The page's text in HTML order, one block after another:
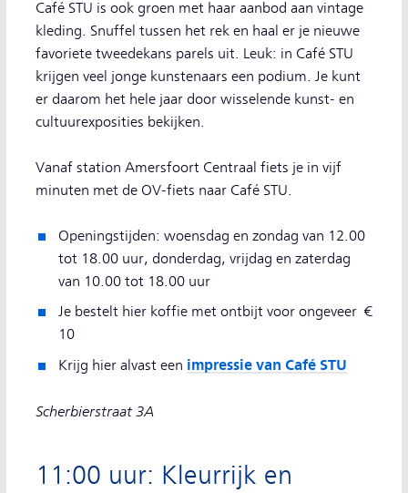
Café STU is ook groen met haar aanbod aan vintage
kleding. Snuffel tussen het rek en haal er je nieuwe
favoriete tweedekans parels uit. Leuk: in Café STU
krijgen veel jonge kunstenaars een podium. Je kunt
er daarom het hele jaar door wisselende kunst- en
cultuurexposities bekijken.
Vanaf station Amersfoort Centraal fiets je in vijf
minuten met de OV-fiets naar Café STU.
Openingstijden: woensdag en zondag van 12.00
tot 18.00 uur, donderdag, vrijdag en zaterdag
van 10.00 tot 18.00 uur
Je bestelt hier koffie met ontbijt voor ongeveer €
10
Krijg hier alvast een impressie van Café STU
Scherbierstraat 3A
11:00 uur: Kleurrijk en